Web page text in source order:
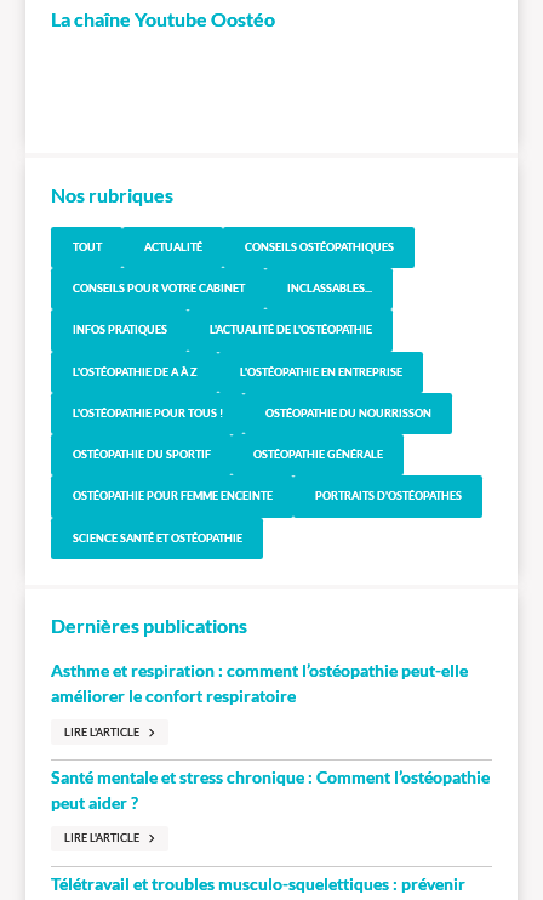
La chaîne Youtube Oostéo
Nos rubriques
TOUT ACTUALITÉ CONSEILS OSTÉOPATHIQUES
CONSEILS POUR VOTRE CABINET INCLASSABLES...
INFOS PRATIQUES L'ACTUALITÉ DE L'OSTÉOPATHIE
L'OSTÉOPATHIE DE A À Z L'OSTÉOPATHIE EN ENTREPRISE
L'OSTÉOPATHIE POUR TOUS ! OSTÉOPATHIE DU NOURRISSON
OSTÉOPATHIE DU SPORTIF OSTÉOPATHIE GÉNÉRALE
OSTÉOPATHIE POUR FEMME ENCEINTE PORTRAITS D'OSTÉOPATHES
SCIENCE SANTÉ ET OSTÉOPATHIE
Dernières publications
Asthme et respiration : comment l’ostéopathie peut-elle
améliorer le confort respiratoire
LIRE L'ARTICLE
Santé mentale et stress chronique : Comment l’ostéopathie
peut aider ?
LIRE L'ARTICLE
Télétravail et troubles musculo-squelettiques : prévenir